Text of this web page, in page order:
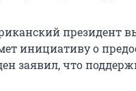
президент
инициативу о
заявил, что